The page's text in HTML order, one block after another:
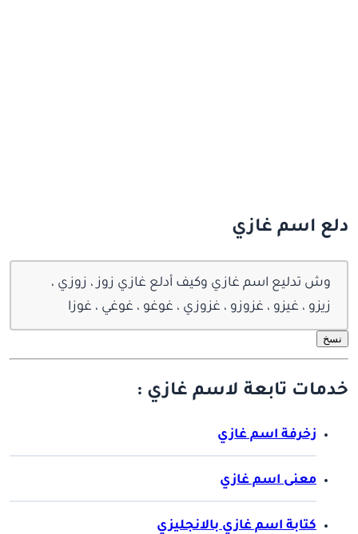
دلع اسم غازي
وش تدليع اسم غازي وكيف أدلع غازي زوز ، زوزي ،
زيزو ، غيزو ، غزوزو ، غزوزي ، غوغو ، غوغي ، غوزا
نسخ
خدمات تابعة لاسم غازي :
زخرفة اسم غازي
معنى اسم غازي
كتابة اسم غازي بالانجليزي